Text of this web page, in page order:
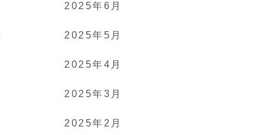
2025年6月
2025年5月
2025年4月
2025年3月
2025年2月